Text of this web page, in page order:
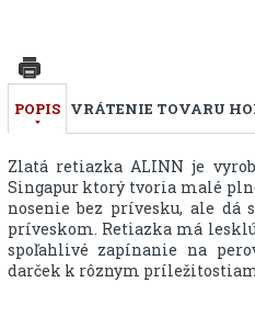
POPIS VRÁTENIE TOVARU
Zlatá retiazka ALINN je
Singapur ktorý tvoria malé
nosenie bez prívesku, ale dá
príveskom. Retiazka má
spoľahlivé zapínanie na
darček k rôznym